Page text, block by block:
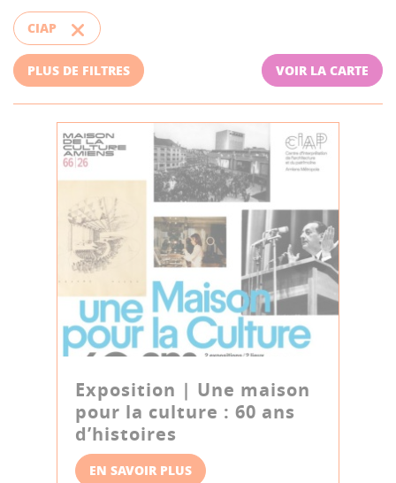
CIAP
PLUS DE FILTRES VOIR LA CARTE
Exposition | Une maison
pour la culture : 60 ans
d’histoires
EN SAVOIR PLUS